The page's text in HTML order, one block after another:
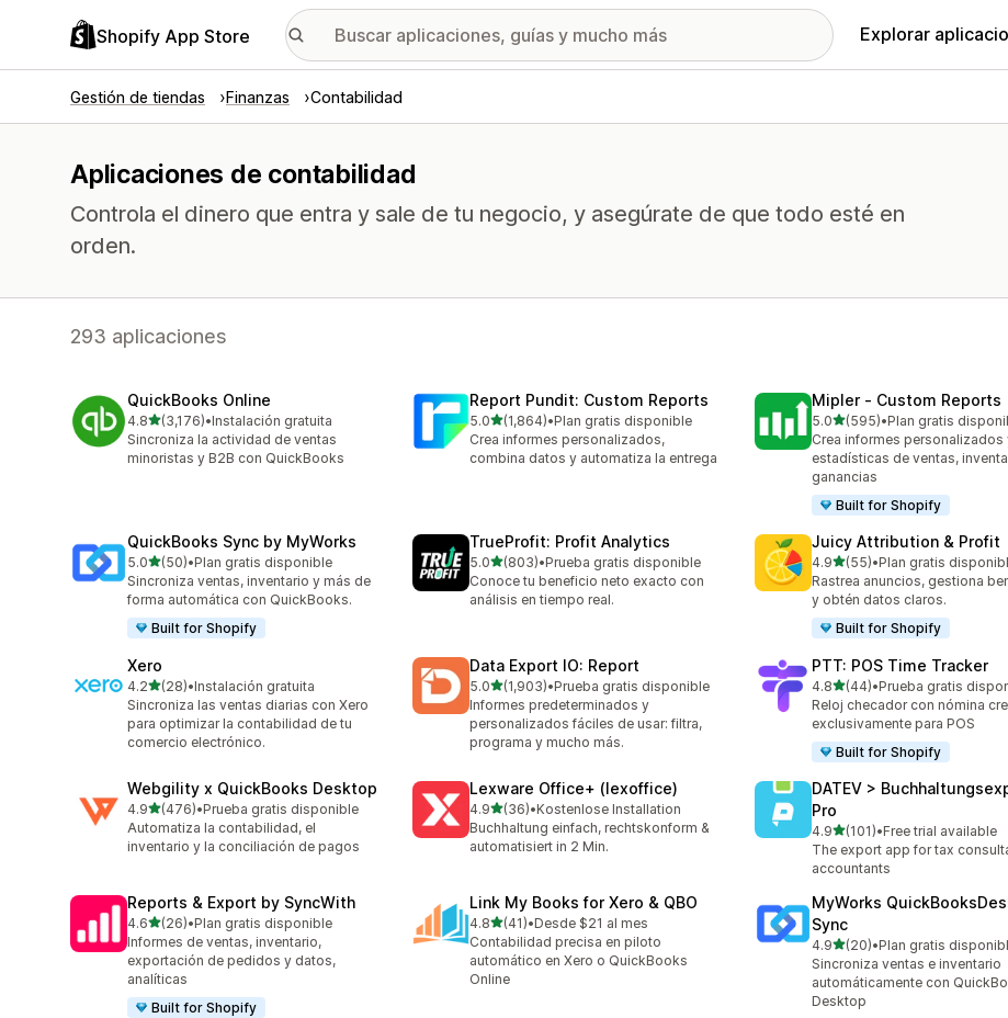
Shopify App Store Explorar
Gestión de tiendas Finanzas Contabilidad
Aplicaciones de contabilidad
Controla el dinero que entra y sale de tu negocio, y asegúrate de que todo esté en
orden.
293 aplicaciones
QuickBooks Online
4.8de 5 estrellas
(3,176)
3176 reseñas en total
•Instalación gratuita
Sincroniza la actividad de ventas
minoristas y B2B con QuickBooks
Report Pundit: Custom Reports
5.0de 5 estrellas
(1,864)
1864 reseñas en total
•Plan gratis disponible
Crea informes personalizados,
combina datos y automatiza la entrega
Mipler ‑ Custom Reports
5.0de 5 estrellas
(595)
595 reseñas en total
•Plan gratis
Crea informes personalizados
estadísticas de ventas,
ganancias
Built for Shopify
QuickBooks Sync by MyWorks
5.0de 5 estrellas
(50)
50 reseñas en total
•Plan gratis disponible
Sincroniza ventas, inventario y más de
forma automática con QuickBooks.
Built for Shopify
TrueProfit: Profit Analytics
5.0de 5 estrellas
(803)
803 reseñas en total
•Prueba gratis disponible
Conoce tu beneficio neto exacto con
análisis en tiempo real.
Juicy Attribution & Profit
4.9de 5 estrellas
(55)
55 reseñas en total
•Plan gratis
Rastrea anuncios, gestiona
y obtén datos claros.
Built for Shopify
Xero
4.2de 5 estrellas
(28)
28 reseñas en total
•Instalación gratuita
Sincroniza las ventas diarias con Xero
para optimizar la contabilidad de tu
comercio electrónico.
Data Export IO: Report
5.0de 5 estrellas
(1,903)
1903 reseñas en total
•Prueba gratis disponible
Informes predeterminados y
personalizados fáciles de usar: filtra,
programa y mucho más.
PTT: POS Time Tracker
4.8de 5 estrellas
(44)
44 reseñas en total
•Prueba gratis
Reloj checador con nómina
exclusivamente para POS
Built for Shopify
Webgility x QuickBooks Desktop
4.9de 5 estrellas
(476)
476 reseñas en total
•Prueba gratis disponible
Automatiza la contabilidad, el
inventario y la conciliación de pagos
Lexware Office+ (lexoffice)
4.9de 5 estrellas
(36)
36 reseñas en total
•Kostenlose Installation
Buchhaltung einfach, rechtskonform &
automatisiert in 2 Min.
DATEV >
Pro
4.9de 5 estrellas
(101)
101 reseñas en total
•Free trial available
The export app for tax
accountants
Reports & Export by SyncWith
4.6de 5 estrellas
(26)
26 reseñas en total
•Plan gratis disponible
Informes de ventas, inventario,
exportación de pedidos y datos,
analíticas
Built for Shopify
Link My Books for Xero & QBO
4.8de 5 estrellas
(41)
41 reseñas en total
•Desde $21 al mes
Contabilidad precisa en piloto
automático en Xero o QuickBooks
Online
MyWorks
Sync
4.9de 5 estrellas
(20)
20 reseñas en total
•Plan gratis
Sincroniza ventas e inventario
automáticamente con
Desktop